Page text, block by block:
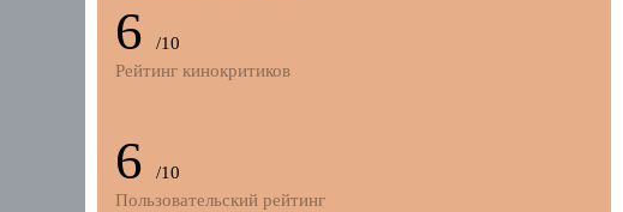
6
/10
Рейтинг кинокритиков
6
/10
Пользовательский рейтинг